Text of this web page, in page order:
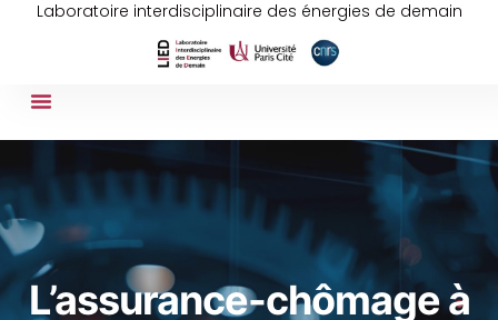
Laboratoire interdisciplinaire des énergies de demain
L’assurance-chômage à